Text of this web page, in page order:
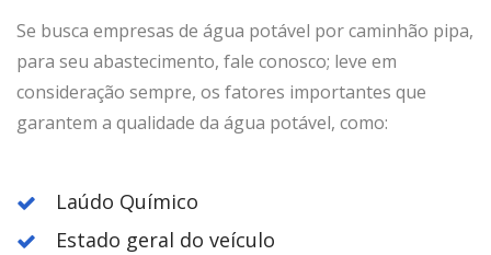
Se busca empresas de água potável por caminhão pipa,
para seu abastecimento, fale conosco; leve em
consideração sempre, os fatores importantes que
garantem a qualidade da água potável, como:
Laúdo Químico
Estado geral do veículo